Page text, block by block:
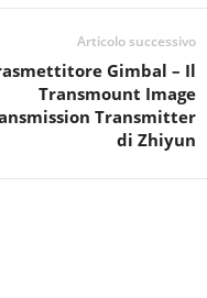
Articolo successivo
Gimbal – Il
Transmount Image
Transmitter
di Zhiyun